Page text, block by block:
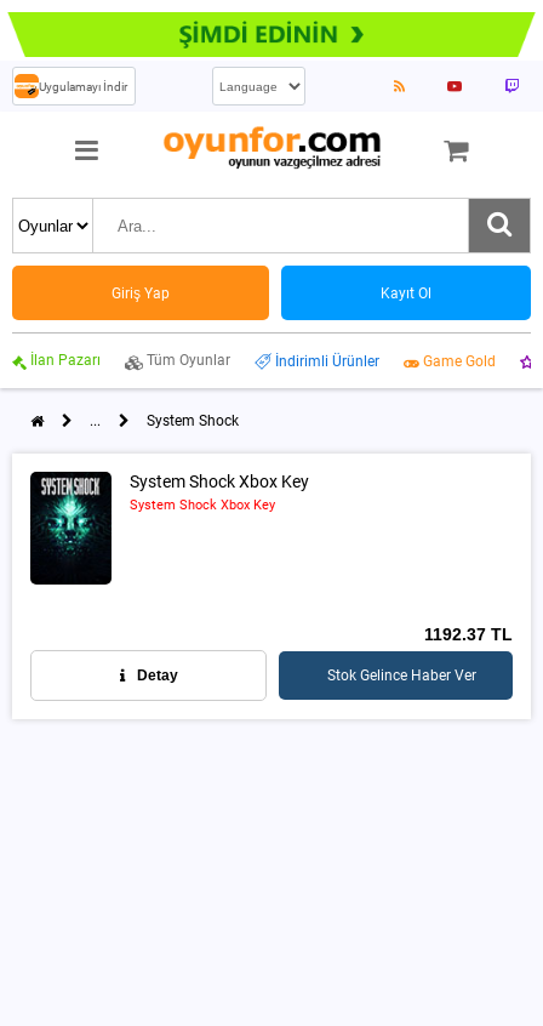
Uygulamayı İndir
Giriş Yap Kayıt Ol
İlan Pazarı Tüm Oyunlar İndirimli Ürünler Game Gold
... System Shock
System Shock Xbox Key
System Shock Xbox Key
1192.37 TL
Detay Stok Gelince Haber Ver